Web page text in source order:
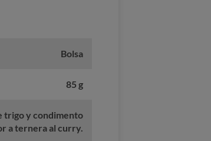
Bolsa
85 g
trigo y condimento
a ternera al curry.